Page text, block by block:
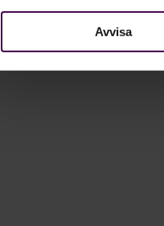
Avvisa